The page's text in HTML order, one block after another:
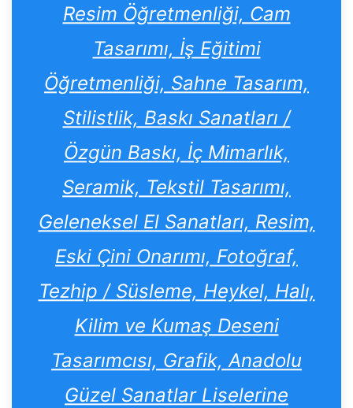
Resim Öğretmenliği, Cam
Tasarımı, İş Eğitimi
Öğretmenliği, Sahne Tasarım,
Stilistlik, Baskı Sanatları /
Özgün Baskı, İç Mimarlık,
Seramik, Tekstil Tasarımı,
Geleneksel El Sanatları, Resim,
Eski Çini Onarımı, Fotoğraf,
Tezhip / Süsleme, Heykel, Halı,
Kilim ve Kumaş Deseni
Tasarımcısı, Grafik, Anadolu
Güzel Sanatlar Liselerine